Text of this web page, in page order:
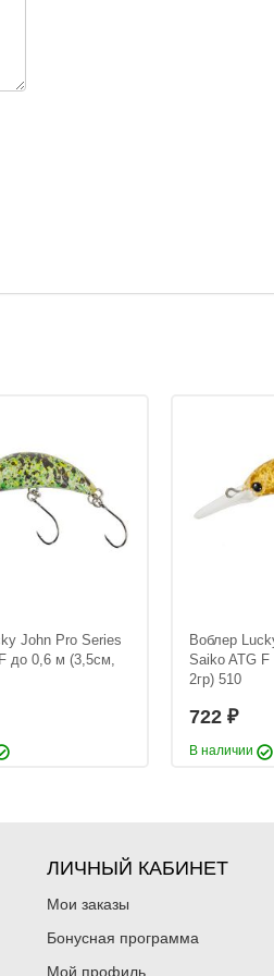
John Pro Series
до 0,6 м (3,5см,
Воблер
Saiko ATG
2гр) 510
722 ₽
В наличии
ЛИЧНЫЙ КАБИНЕТ
Мои заказы
Бонусная программа
Мой профиль